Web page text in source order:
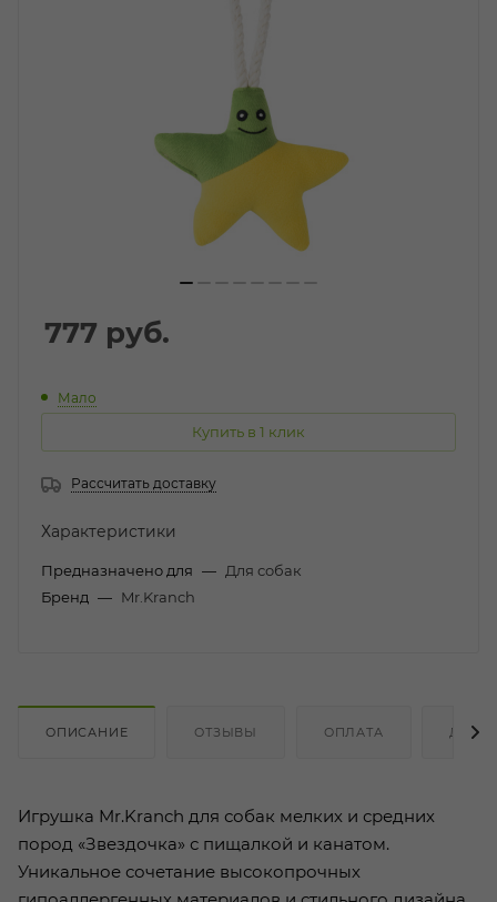
777 руб.
Мало
Купить в 1 клик
Рассчитать доставку
Характеристики
Предназначено для — Для собак
Бренд — Mr.Kranch
ОПИСАНИЕ ОТЗЫВЫ ОПЛАТА
Игрушка Mr.Kranch для собак мелких и средних
пород «Звездочка» с пищалкой и канатом.
Уникальное сочетание высокопрочных